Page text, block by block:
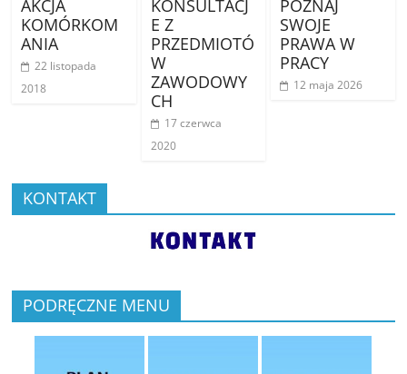
AKCJA
KOMÓRKOM
ANIA
22 listopada
2018
KONSULTACJ
E Z
PRZEDMIOTÓ
W
ZAWODOWY
CH
17 czerwca
2020
POZNAJ
SWOJE
PRAWA W
PRACY
12 maja 2026
KONTAKT
PODRĘCZNE MENU